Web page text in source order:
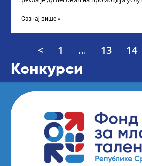
Сазнај више »
< 1 … 13 14
Конкурси